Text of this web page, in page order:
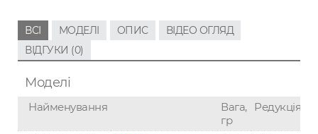
ВСІ МОДЕЛІ ОПИС
ВІДЕО ОГЛЯД
ВІДГУКИ (0)
Моделі
Найменування
Вага,
гр
Редукція